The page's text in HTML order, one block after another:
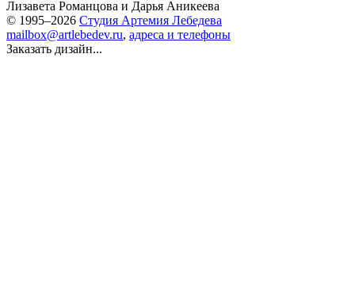
Лизавета Романцова и Дарья Аникеева
© 1995–2026 Студия Артемия Лебедева
mailbox@artlebedev.ru, адреса и телефоны
Заказать дизайн...